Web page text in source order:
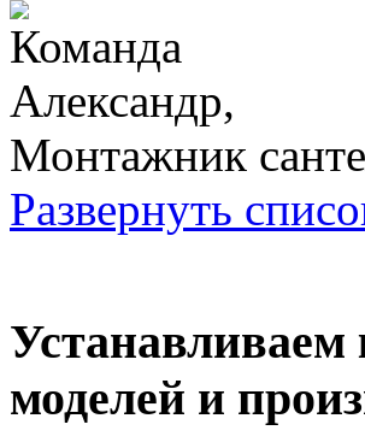
Александр,
Монтажник
Развернуть
моделей и